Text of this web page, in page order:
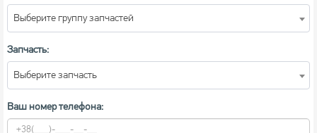
Выберите группу запчастей
Запчасть:
Выберите запчасть
Ваш номер телефона: